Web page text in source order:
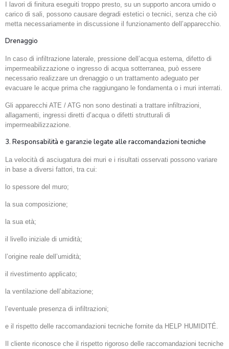
I lavori di finitura eseguiti troppo presto, su un supporto ancora umido o
carico di sali, possono causare degradi estetici o tecnici, senza che ciò
metta necessariamente in discussione il funzionamento dell’apparecchio.
Drenaggio
In caso di infiltrazione laterale, pressione dell’acqua esterna, difetto di
impermeabilizzazione o ingresso di acqua sotterranea, può essere
necessario realizzare un drenaggio o un trattamento adeguato per
evacuare le acque prima che raggiungano le fondamenta o i muri interrati.
Gli apparecchi ATE / ATG non sono destinati a trattare infiltrazioni,
allagamenti, ingressi diretti d’acqua o difetti strutturali di
impermeabilizzazione.
3. Responsabilità e garanzie legate alle raccomandazioni tecniche
La velocità di asciugatura dei muri e i risultati osservati possono variare
in base a diversi fattori, tra cui:
lo spessore del muro;
la sua composizione;
la sua età;
il livello iniziale di umidità;
l’origine reale dell’umidità;
il rivestimento applicato;
la ventilazione dell’abitazione;
l’eventuale presenza di infiltrazioni;
e il rispetto delle raccomandazioni tecniche fornite da HELP HUMIDITÉ.
Il cliente riconosce che il rispetto rigoroso delle raccomandazioni tecniche